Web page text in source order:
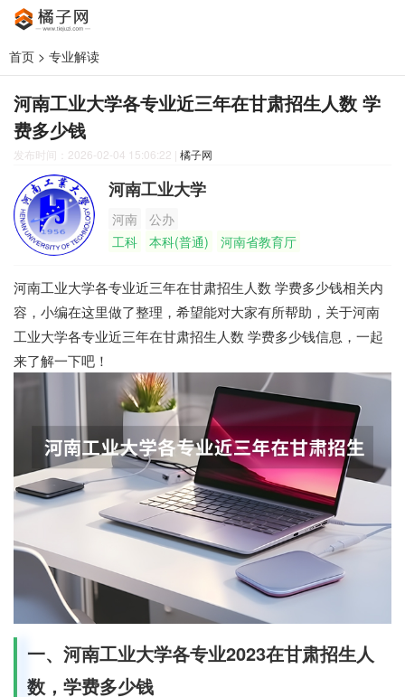
首页 > 专业解读
河南工业大学各专业近三年在甘肃招生人数 学
费多少钱
发布时间：2026-02-04 15:06:22 | 橘子网
河南工业大学
河南
公办
工科
本科(普通) 河南省教育厅
河南工业大学各专业近三年在甘肃招生人数 学费多少钱相关内
容，小编在这里做了整理，希望能对大家有所帮助，关于河南
工业大学各专业近三年在甘肃招生人数 学费多少钱信息，一起
来了解一下吧！
一、河南工业大学各专业2023在甘肃招生人
数，学费多少钱